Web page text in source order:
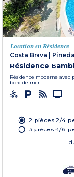
Location en Résidence
Costa Brava
Résidence
Résidence moderne avec
bord de mer.
2 pièces 2/4
3 pièces 4/6